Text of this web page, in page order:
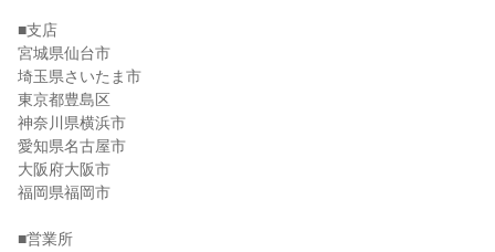
■支店
宮城県仙台市
埼玉県さいたま市
東京都豊島区
神奈川県横浜市
愛知県名古屋市
大阪府大阪市
福岡県福岡市
■営業所